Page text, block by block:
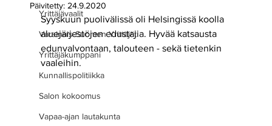
Yrittäjävaalit
Varsinais-Suomen Yrittäjät
Yrittäjäkumppani
Kunnallispolitiikka
Salon kokoomus
Vapaa-ajan lautakunta
Päivitetty: 24.9.2020
Syyskuun puolivälissä oli Helsingissä koolla
aluejärjestöjen edustajia. Hyvää katsausta
edunvalvontaan, talouteen - sekä tietenkin
vaaleihin.